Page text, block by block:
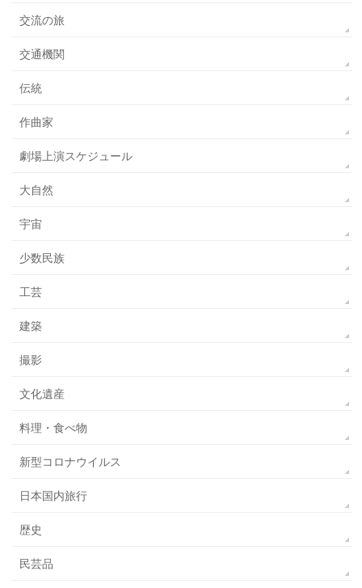
交流の旅
交通機関
伝統
作曲家
劇場上演スケジュール
大自然
宇宙
少数民族
工芸
建築
撮影
文化遺産
料理・食べ物
新型コロナウイルス
日本国内旅行
歴史
民芸品